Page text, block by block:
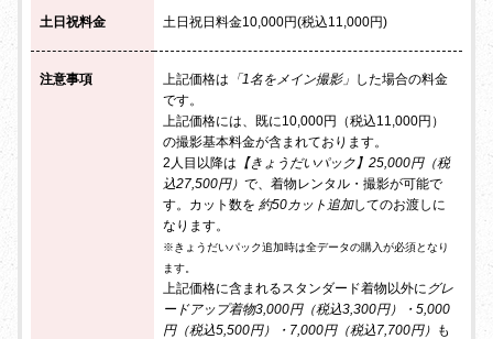
土日祝料金 土日祝日料金10,000円(税込11,000円)
注意事項 上記価格は 「1名をメイン撮影」 した場合の料金
です。
上記価格には、既に10,000円（税込11,000円）
の撮影基本料金が含まれております。
2人目以降は 【きょうだいパック】25,000円（税
込27,500円） で、着物レンタル・撮影が可能で
す。カット数を 約50カット追加してのお渡しに
なります。
※きょうだいパック追加時は全データの購入が必須となり
ます。
上記価格に含まれるスタンダード着物以外に グレ
ードアップ着物3,000円（税込3,300円）・5,000
円（税込5,500円）・7,000円（税込7,700円） も